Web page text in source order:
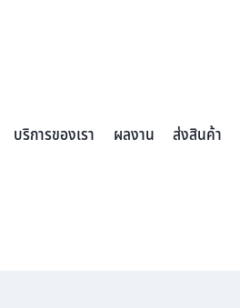
บริการของเรา ผลงาน ส่งสินค้า